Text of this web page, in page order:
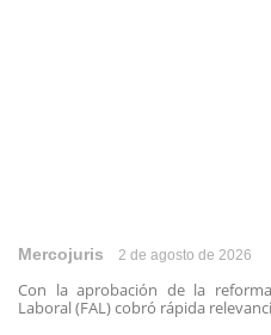
Mercojuris 2 de agosto de 2026
Con la aprobación de la
Laboral (FAL) cobró rápida